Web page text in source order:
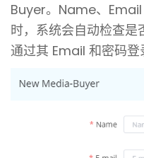
Buyer。Name、
时，系统会自动检查
通过其 Email 和密码登